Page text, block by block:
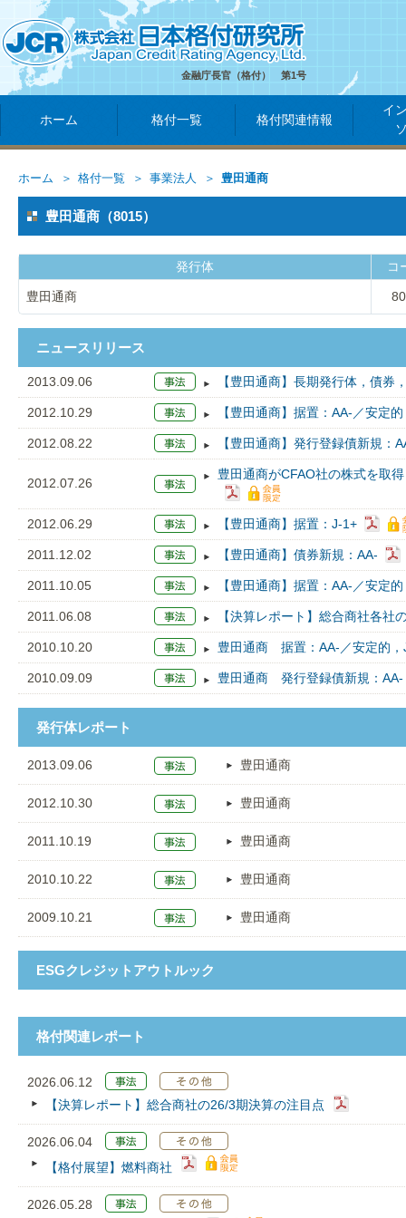
金融庁長官（格付） 第1号
ホーム 格付一覧 格付関連情報
イ
ホーム 格付一覧 事業法人 豊田通商
豊田通商（8015）
発行体 コ
豊田通商
ニュースリリース
2013.09.06 【豊田通商】長期発行体，債券
2012.10.29 【豊田通商】据置：AA-／安定
2012.08.22 【豊田通商】発行登録債新規：
2012.07.26
豊田通商がCFAO社の株式を取
2012.06.29 【豊田通商】据置：J-1+
2011.12.02 【豊田通商】債券新規：AA-
2011.10.05 【豊田通商】据置：AA-／安定
2011.06.08 【決算レポート】総合商社各社
2010.10.20 豊田通商 据置：AA-／安定的，
2010.09.09 豊田通商 発行登録債新規：AA-
発行体レポート
2013.09.06 豊田通商
2012.10.30 豊田通商
2011.10.19 豊田通商
2010.10.22 豊田通商
2009.10.21 豊田通商
ESGクレジットアウトルック
格付関連レポート
2026.06.12
【決算レポート】総合商社の26/3期決算の注目点
2026.06.04
【格付展望】燃料商社
2026.05.28